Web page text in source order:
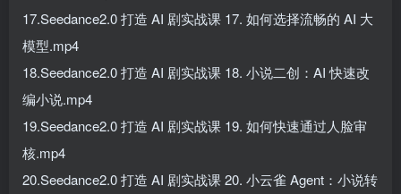
17.Seedance2.0 打造 AI 剧实战课 17. 如何选择流畅的 AI 大
模型.mp4
18.Seedance2.0 打造 AI 剧实战课 18. 小说二创：AI 快速改
编小说.mp4
19.Seedance2.0 打造 AI 剧实战课 19. 如何快速通过人脸审
核.mp4
20.Seedance2.0 打造 AI 剧实战课 20. 小云雀 Agent：小说转